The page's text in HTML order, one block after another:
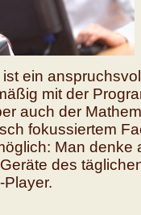
ein
mit der
auch der
fokussiertem
Man denke
des